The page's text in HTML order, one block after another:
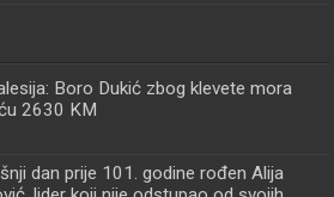
Boro Dukić zbog klevete mora
2630 KM
dan prije 101. godine rođen Alija